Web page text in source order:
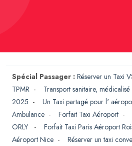
Spécial Passager : Réserver un Taxi
TPMR - Transport sanitaire, médicalisé
2025 - Un Taxi partagé pour l'
Ambulance - Forfait Taxi Aéroport -
ORLY
- Forfait Taxi Paris Aéroport
Aéroport Nice - Réserver un taxi